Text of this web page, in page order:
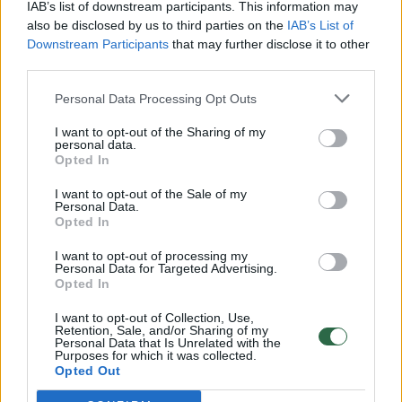
IAB’s list of downstream participants. This information may
also be disclosed by us to third parties on the IAB’s List of
Downstream Participants that may further disclose it to other
Personal Data Processing Opt Outs
I want to opt-out of the Sharing of my
personal data.
Opted In
I want to opt-out of the Sale of my
Personal Data.
Opted In
I want to opt-out of processing my
Personal Data for Targeted Advertising.
Opted In
I want to opt-out of Collection, Use,
Retention, Sale, and/or Sharing of my
Personal Data that Is Unrelated with the
Purposes for which it was collected.
Opted Out
vaiko gyvybių išgelbėti nepavyko
Žinios | Lietuvos diena
00:00:57
32 laipsnių šilumos
Žinios | Orai
Nufilmavo, kaip patvino Vilniaus Vakarinis aplinkkelis:
vaizdas pribloškia
Žinios | Lietuvos diena
00:15:54
V. Zalužno pasisakymą laiko bandymu įsitvirtinti
Ukrainos politikoje: jis yra neteisus
Laidos | Nauja diena